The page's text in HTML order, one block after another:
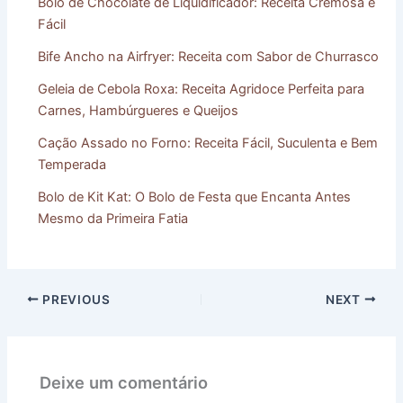
Fácil
Bife Ancho na Airfryer: Receita com Sabor de Churrasco
Geleia de Cebola Roxa: Receita Agridoce Perfeita para
Carnes, Hambúrgueres e Queijos
Cação Assado no Forno: Receita Fácil, Suculenta e Bem
Temperada
Bolo de Kit Kat: O Bolo de Festa que Encanta Antes
Mesmo da Primeira Fatia
PREVIOUS NEXT
Deixe um comentário